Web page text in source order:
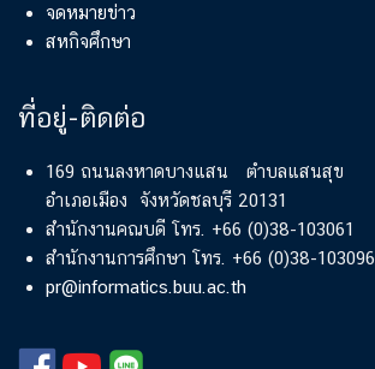
จดหมายข่าว
สหกิจศึกษา
ที่อยู่-ติดต่อ
169 ถนนลงหาดบางแสน ตำบลแสนสุข
อำเภอเมือง จังหวัดชลบุรี 20131
สำนักงานคณบดี โทร. +66 (0)38-103061
สำนักงานการศึกษา โทร. +66 (0)38-103096
pr@informatics.buu.ac.th